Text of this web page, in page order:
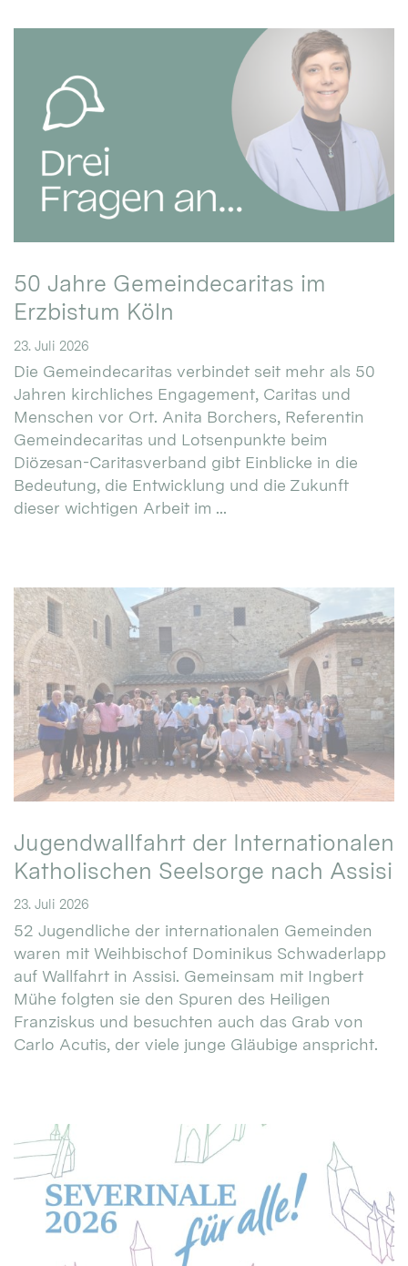
50 Jahre Gemeindecaritas im
Erzbistum Köln
23. Juli 2026
Die Gemeindecaritas verbindet seit mehr als 50
Jahren kirchliches Engagement, Caritas und
Menschen vor Ort. Anita Borchers, Referentin
Gemeindecaritas und Lotsenpunkte beim
Diözesan-Caritasverband gibt Einblicke in die
Bedeutung, die Entwicklung und die Zukunft
dieser wichtigen Arbeit im ...
Jugendwallfahrt der Internationalen
Katholischen Seelsorge nach Assisi
23. Juli 2026
52 Jugendliche der internationalen Gemeinden
waren mit Weihbischof Dominikus Schwaderlapp
auf Wallfahrt in Assisi. Gemeinsam mit Ingbert
Mühe folgten sie den Spuren des Heiligen
Franziskus und besuchten auch das Grab von
Carlo Acutis, der viele junge Gläubige anspricht.